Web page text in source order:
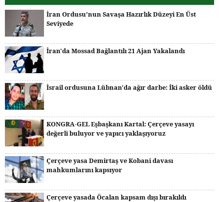
İran Ordusu’nun Savaşa Hazırlık Düzeyi En Üst
Seviyede
İran'da Mossad Bağlantılı 21 Ajan Yakalandı
İsrail ordusuna Lübnan'da ağır darbe: İki asker öldü
KONGRA-GEL Eşbaşkanı Kartal: Çerçeve yasayı
değerli buluyor ve yapıcı yaklaşıyoruz
Çerçeve yasa Demirtaş ve Kobani davası
mahkumlarını kapsıyor
Çerçeve yasada Öcalan kapsam dışı bırakıldı